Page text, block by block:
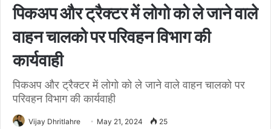
पिकअप और ट्रैक्टर में लोगो को ले जाने वाले
वाहन चालको पर परिवहन विभाग की
कार्यवाही
पिकअप और ट्रैक्टर में लोगो को ले जाने वाले वाहन चालको पर
परिवहन विभाग की कार्यवाही
Vijay Dhritlahre May 21, 2024 25